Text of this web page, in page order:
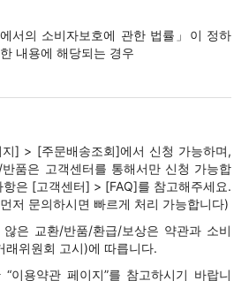
서의 소비자보호에 관한 법률」이 정하
내용에 해당되는 경우
] > [주문배송조회]에서 신청 가능하며,
품은 고객센터를 통해서만 신청 가능합
은 [고객센터] > [FAQ]를 참고해주세요.
저 문의하시면 빠르게 처리 가능합니다)
은 교환/반품/환급/보상은 약관과 소비
래위원회 고시)에 따릅니다.
이용약관 페이지”를 참고하시기 바랍니